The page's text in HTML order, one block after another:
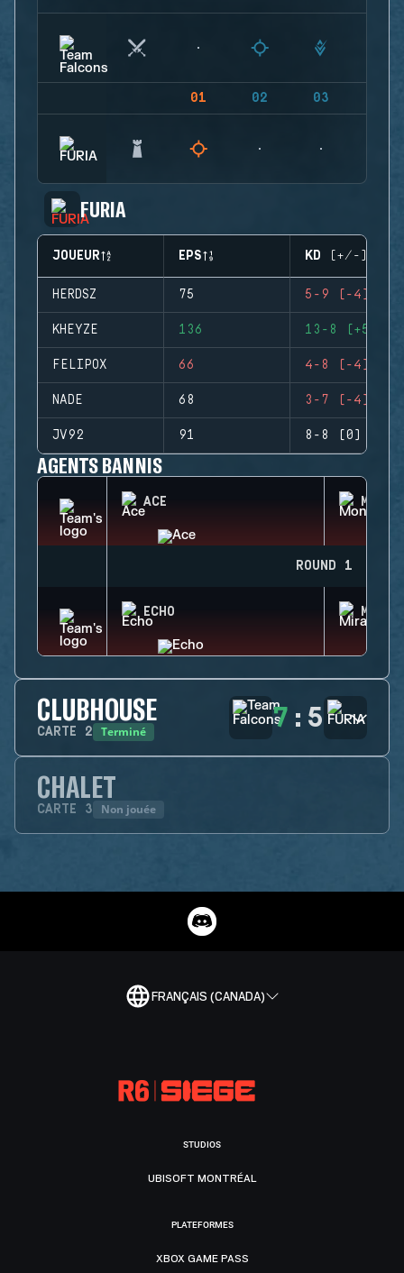
01 02 03
FURIA
JOUEUR EPS KD (+/-)
HERDSZ 75 5-9 (-4)
KHEYZE 136 13-8 (+5)
FELIPOX 66 4-8 (-4)
NADE 68 3-7 (-4)
JV92 91 8-8 (0)
AGENTS BANNIS
ACE
ROUND 1
ECHO MIRA
CLUBHOUSE
CARTE 2 Terminé 7 : 5
CHALET
CARTE 3 Non jouée
FRANÇAIS (CANADA)
STUDIOS
UBISOFT MONTRÉAL
PLATEFORMES
XBOX GAME PASS